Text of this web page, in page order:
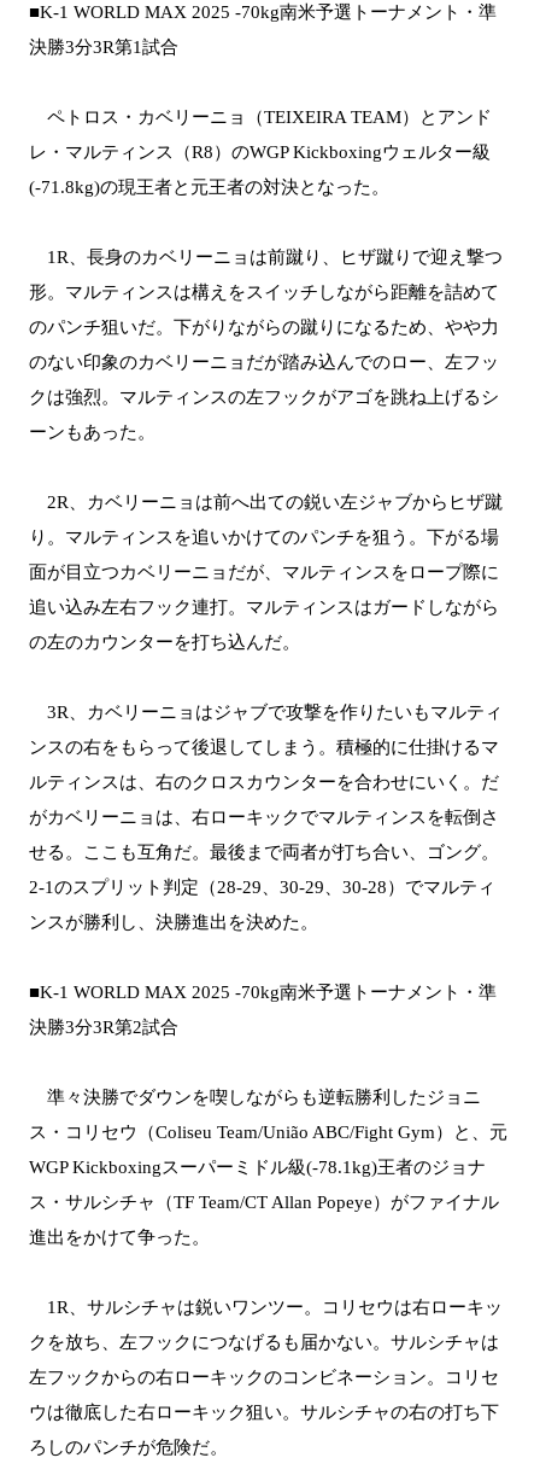
■K-1 WORLD MAX 2025 -70kg南米予選トーナメント・準
決勝3分3R第1試合
ペトロス・カベリーニョ（TEIXEIRA TEAM）とアンド
レ・マルティンス（R8）のWGP Kickboxingウェルター級
(-71.8kg)の現王者と元王者の対決となった。
1R、長身のカベリーニョは前蹴り、ヒザ蹴りで迎え撃つ
形。マルティンスは構えをスイッチしながら距離を詰めて
のパンチ狙いだ。下がりながらの蹴りになるため、やや力
のない印象のカベリーニョだが踏み込んでのロー、左フッ
クは強烈。マルティンスの左フックがアゴを跳ね上げるシ
ーンもあった。
2R、カベリーニョは前へ出ての鋭い左ジャブからヒザ蹴
り。マルティンスを追いかけてのパンチを狙う。下がる場
面が目立つカベリーニョだが、マルティンスをロープ際に
追い込み左右フック連打。マルティンスはガードしながら
の左のカウンターを打ち込んだ。
3R、カベリーニョはジャブで攻撃を作りたいもマルティ
ンスの右をもらって後退してしまう。積極的に仕掛けるマ
ルティンスは、右のクロスカウンターを合わせにいく。だ
がカベリーニョは、右ローキックでマルティンスを転倒さ
せる。ここも互角だ。最後まで両者が打ち合い、ゴング。
2-1のスプリット判定（28-29、30-29、30-28）でマルティ
ンスが勝利し、決勝進出を決めた。
■K-1 WORLD MAX 2025 -70kg南米予選トーナメント・準
決勝3分3R第2試合
準々決勝でダウンを喫しながらも逆転勝利したジョニ
ス・コリセウ（Coliseu Team/União ABC/Fight Gym）と、元
WGP Kickboxingスーパーミドル級(-78.1kg)王者のジョナ
ス・サルシチャ（TF Team/CT Allan Popeye）がファイナル
進出をかけて争った。
1R、サルシチャは鋭いワンツー。コリセウは右ローキッ
クを放ち、左フックにつなげるも届かない。サルシチャは
左フックからの右ローキックのコンビネーション。コリセ
ウは徹底した右ローキック狙い。サルシチャの右の打ち下
ろしのパンチが危険だ。